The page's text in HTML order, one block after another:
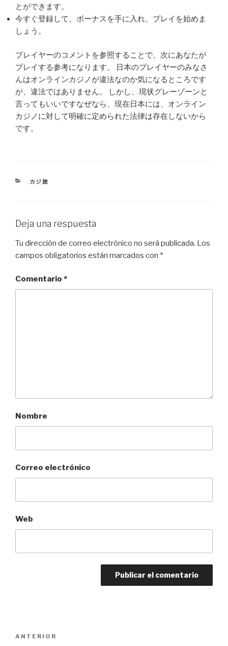
とができます。
今すぐ登録して、ボーナスを手に入れ、プレイを始めま
しょう。
プレイヤーのコメントを参照することで、次にあなたが
プレイする参考になります。 日本のプレイヤーのみなさ
んはオンラインカジノが違法なのか気になるところです
が、違法ではありません。 しかし、現状グレーゾーンと
言ってもいいですなぜなら、現在日本には、オンライン
カジノに対して明確に定められた法律は存在しないから
です。
CATEGORÍAS
カジ旅
Deja una respuesta
Tu dirección de correo electrónico no será publicada. Los
campos obligatorios están marcados con *
Comentario *
Nombre
Correo electrónico
Web
Entrada
ANTERIOR